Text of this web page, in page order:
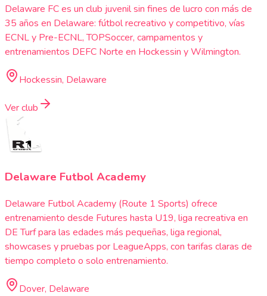
Delaware FC es un club juvenil sin fines de lucro con más de
35 años en Delaware: fútbol recreativo y competitivo, vías
ECNL y Pre-ECNL, TOPSoccer, campamentos y
entrenamientos DEFC Norte en Hockessin y Wilmington.
Hockessin, Delaware
Ver club
Delaware Futbol Academy
Delaware Futbol Academy (Route 1 Sports) ofrece
entrenamiento desde Futures hasta U19, liga recreativa en
DE Turf para las edades más pequeñas, liga regional,
showcases y pruebas por LeagueApps, con tarifas claras de
tiempo completo o solo entrenamiento.
Dover, Delaware